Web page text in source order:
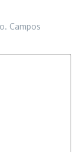
Campos